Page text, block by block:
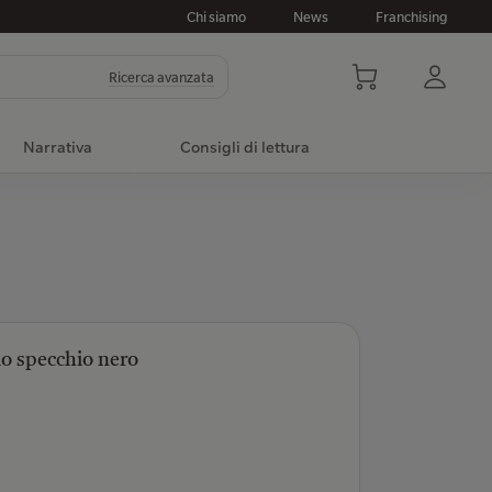
Chi siamo News Franchising
Ricerca avanzata
Narrativa Consigli di lettura
specchio nero